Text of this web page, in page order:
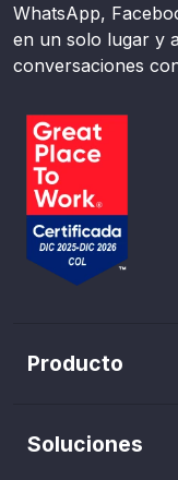
WhatsApp,
en un solo lugar y
conversaciones
Producto
Trazabilidad de
Soluciones